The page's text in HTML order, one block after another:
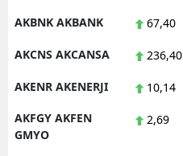
AKBNK AKBANK 67,40
AKCNS AKCANSA 236,40
AKENR AKENERJI 10,14
AKFGY AKFEN
GMYO
2,69